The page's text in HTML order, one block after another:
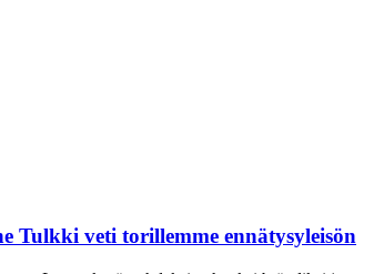
Tulkki veti torillemme ennätysyleisön